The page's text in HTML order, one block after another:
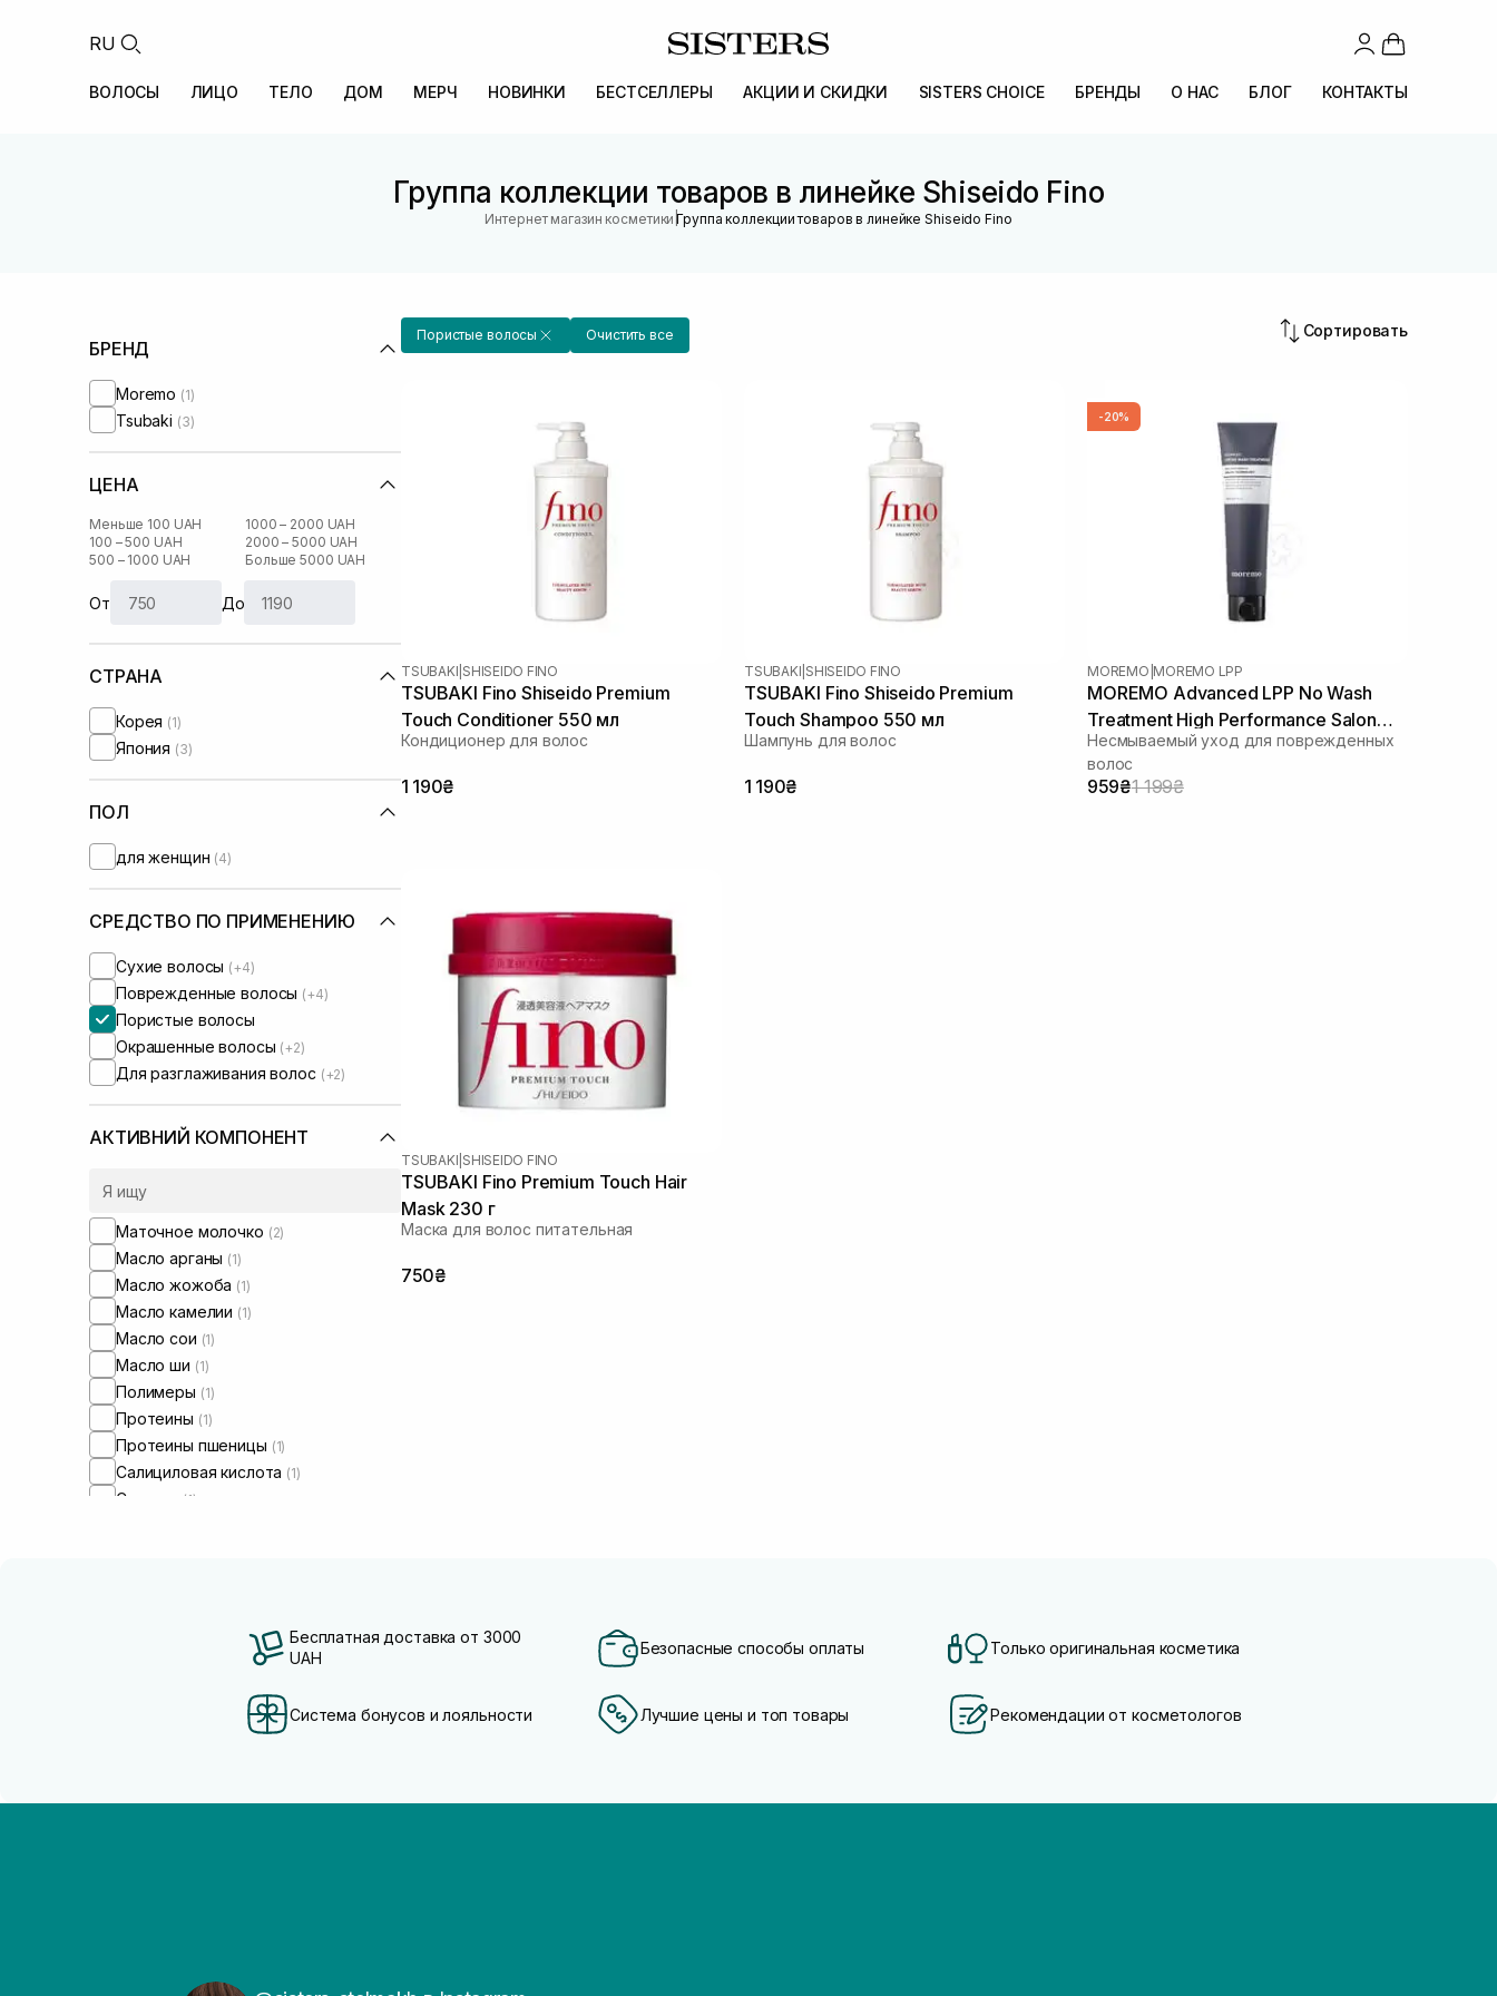
RU
ВОЛОСЫ ЛИЦО ТЕЛО ДОМ МЕРЧ НОВИНКИ БЕСТСЕЛЛЕРЫ АКЦИИ И СКИДКИ SISTERS CHOICE БРЕНДЫ О НАС БЛОГ КОНТАКТЫ
Группа коллекции товаров в линейке Shiseido Fino
Интернет магазин косметики |Группа коллекции товаров в линейке Shiseido Fino
БРЕНД
Moremo (1)
Tsubaki (3)
ЦЕНА
Меньше 100 UAH
100 – 500 UAH
500 – 1000 UAH
1000 – 2000 UAH
2000 – 5000 UAH
Больше 5000 UAH
От До
СТРАНА
Корея (1)
Япония (3)
ПОЛ
для женщин (4)
СРЕДСТВО ПО ПРИМЕНЕНИЮ
Сухие волосы (+4)
Поврежденные волосы (+4)
Пористые волосы
Окрашенные волосы (+2)
Для разглаживания волос (+2)
АКТИВНИЙ КОМПОНЕНТ
Маточное молочко (2)
Масло арганы (1)
Масло жожоба (1)
Масло камелии (1)
Масло сои (1)
Масло ши (1)
Полимеры (1)
Протеины (1)
Протеины пшеницы (1)
Салициловая кислота (1)
Сквалан (1)
Пористые волосы Очистить все Сортировать
TSUBAKI SHISEIDO FINO
TSUBAKI Fino Shiseido Premium
Touch Conditioner 550 мл
Кондиционер для волос
1 190₴
TSUBAKI SHISEIDO FINO
TSUBAKI Fino Shiseido Premium
Touch Shampoo 550 мл
Шампунь для волос
1 190₴
-20%
MOREMO MOREMO LPP
MOREMO Advanced LPP No Wash
Treatment High Performance Salon
Technology 150 мл
Несмываемый уход для поврежденных
волос
959₴1 199₴
TSUBAKI SHISEIDO FINO
TSUBAKI Fino Premium Touch Hair
Mask 230 г
Маска для волос питательная
750₴
Бесплатная доставка от 3000
UAH
Безопасные способы оплаты Только оригинальная косметика
Система бонусов и лояльности Лучшие цены и топ товары Рекомендации от косметологов